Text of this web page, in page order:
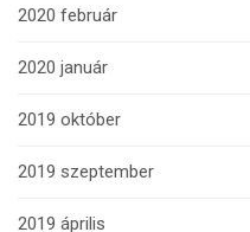
2020 február
2020 január
2019 október
2019 szeptember
2019 április